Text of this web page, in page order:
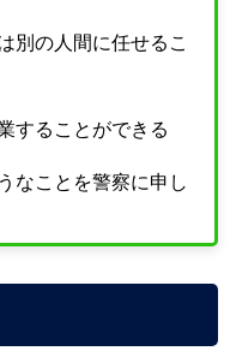
別の人間に任せるこ
することができる
なことを警察に申し